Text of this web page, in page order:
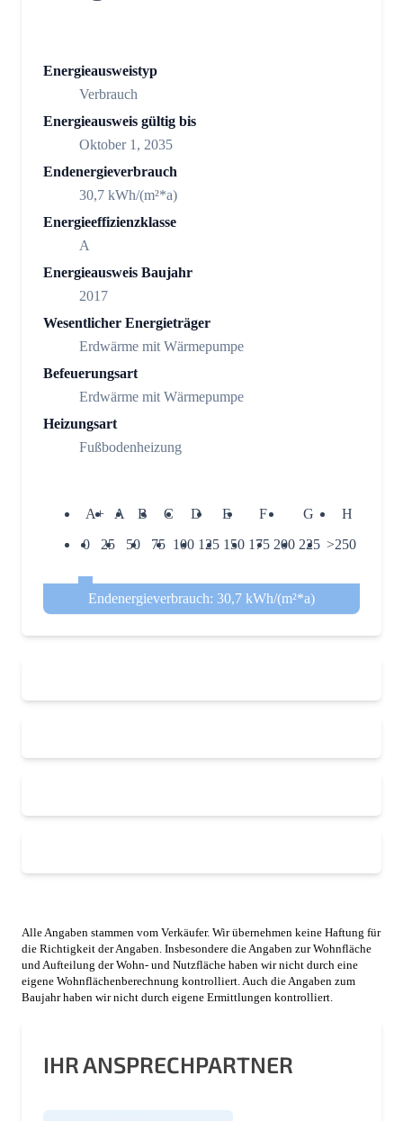
Energieausweistyp
Verbrauch
Energieausweis gültig bis
Oktober 1, 2035
Endenergieverbrauch
30,7 kWh/(m²*a)
Energieeffizienzklasse
A
Energieausweis Baujahr
2017
Wesentlicher Energieträger
Erdwärme mit Wärmepumpe
Befeuerungsart
Erdwärme mit Wärmepumpe
Heizungsart
Fußbodenheizung
A+ A B C D E F G
H
0
25 50 75 100 125 150 175 200 225 >250
Endenergieverbrauch: 30,7 kWh/(m²*a)
Alle Angaben stammen vom Verkäufer. Wir übernehmen keine Haftung für
die Richtigkeit der Angaben. Insbesondere die Angaben zur Wohnfläche
und Aufteilung der Wohn- und Nutzfläche haben wir nicht durch eine
eigene Wohnflächenberechnung kontrolliert. Auch die Angaben zum
Baujahr haben wir nicht durch eigene Ermittlungen kontrolliert.
IHR ANSPRECHPARTNER